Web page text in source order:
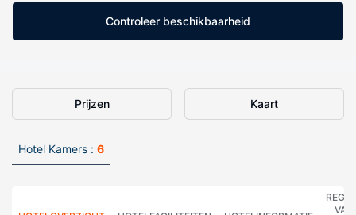
Controleer beschikbaarheid
Prijzen Kaart
Hotel Kamers : 6
VAN